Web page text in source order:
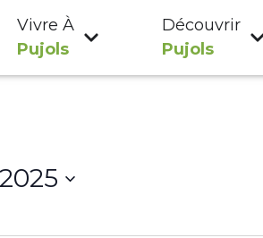
Vivre À
Pujols
Découvrir
Pujols